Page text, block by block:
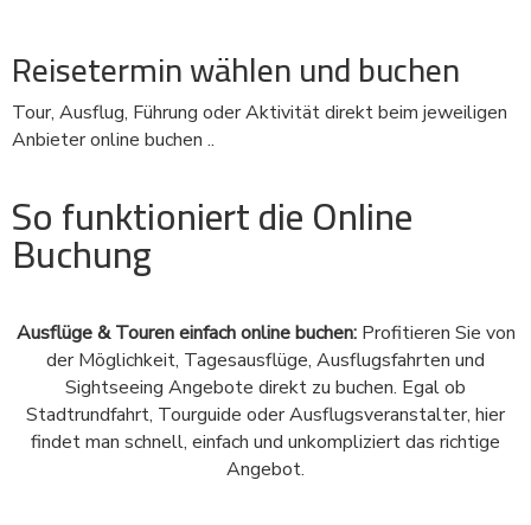
Reisetermin wählen und buchen
Tour, Ausflug, Führung oder Aktivität direkt beim jeweiligen
Anbieter online buchen ..
So funktioniert die Online
Buchung
Ausflüge & Touren einfach online buchen: Profitieren Sie von
der Möglichkeit, Tagesausflüge, Ausflugsfahrten und
Sightseeing Angebote direkt zu buchen. Egal ob
Stadtrundfahrt, Tourguide oder Ausflugsveranstalter, hier
findet man schnell, einfach und unkompliziert das richtige
Angebot.